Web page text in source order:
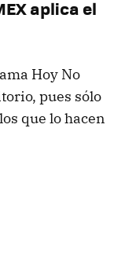
aplica el
Hoy No
pues sólo
los que lo hacen